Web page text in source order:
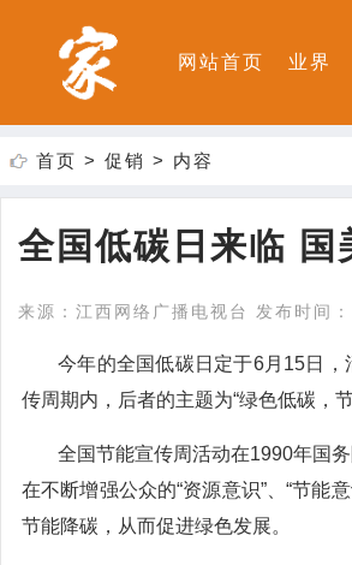
网站首页 业界
首页 > 促销 > 内容
全国低碳日来临 国
来源：江西网络广播电视台 发布时间
今年的全国低碳日定于6月15日，
传周期内，后者的主题为“绿色低碳，节
全国节能宣传周活动在1990年国
在不断增强公众的“资源意识”、“节能
节能降碳，从而促进绿色发展。